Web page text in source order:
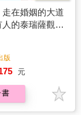
走在婚姻的大道
人的泰瑞薩觀點
版
元
書